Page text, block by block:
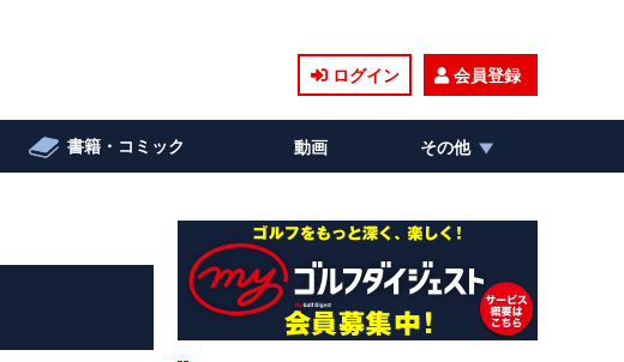
ログイン 会員登録
書籍・コミック 動画 その他